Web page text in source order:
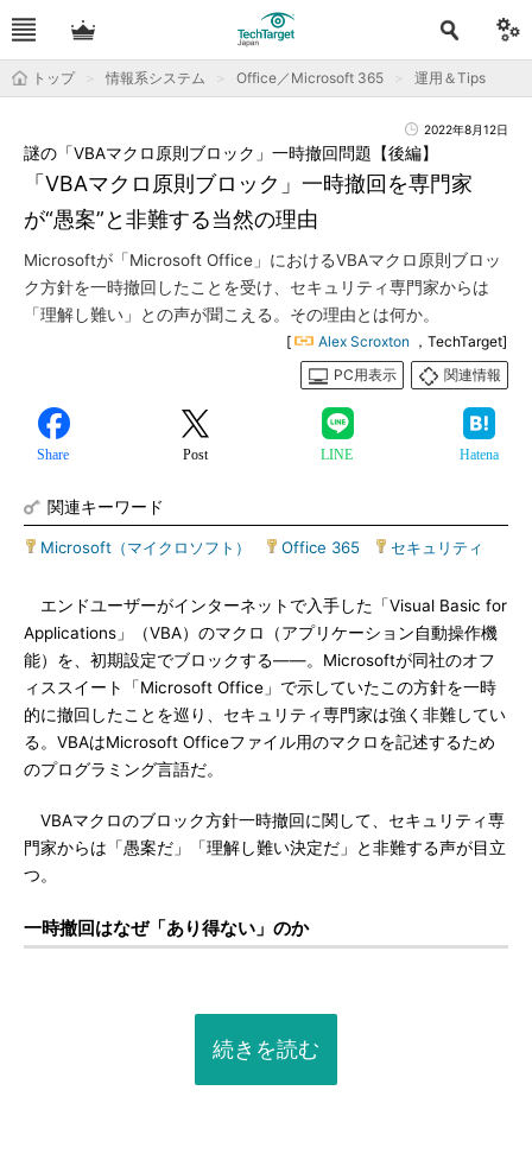
トップ 情報系システム Office／Microsoft 365 運用＆Tips
2022年8月12日
「VBAマクロ原則ブロック」一時撤回を専門家
が“愚案”と非難する当然の理由
謎の「VBAマクロ原則ブロック」一時撤回問題【後編】
Microsoftが「Microsoft Office」におけるVBAマクロ原則ブロッ
ク方針を一時撤回したことを受け、セキュリティ専門家からは
「理解し難い」との声が聞こえる。その理由とは何か。
[ Alex Scroxton ，TechTarget]
PC用表示
関連情報
Share Post LINE Hatena
関連キーワード
Microsoft（マイクロソフト） Office 365 セキュリティ
エンドユーザーがインターネットで入手した「Visual Basic for
Applications」（VBA）のマクロ（アプリケーション自動操作機
能）を、初期設定でブロックする――。Microsoftが同社のオフ
ィススイート「Microsoft Office」で示していたこの方針を一時
的に撤回したことを巡り、セキュリティ専門家は強く非難してい
る。VBAはMicrosoft Officeファイル用のマクロを記述するため
のプログラミング言語だ。
VBAマクロのブロック方針一時撤回に関して、セキュリティ専
門家からは「愚案だ」「理解し難い決定だ」と非難する声が目立
つ。
一時撤回はなぜ「あり得ない」のか
続きを読む